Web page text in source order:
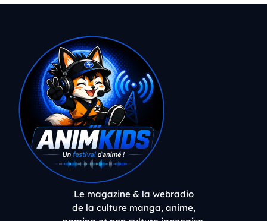
Le magazine & la webradio
de la culture manga, anime,